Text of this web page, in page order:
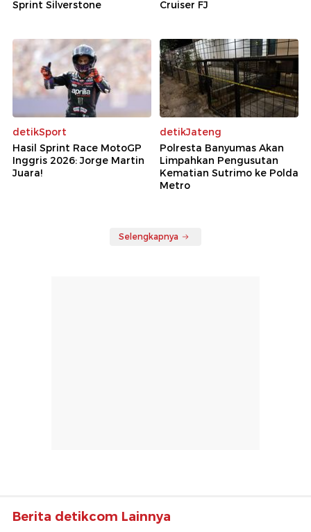
Sprint Silverstone
Cruiser FJ
detikSport
Hasil Sprint Race MotoGP
Inggris 2026: Jorge Martin
Juara!
detikJateng
Polresta Banyumas Akan
Limpahkan Pengusutan
Kematian Sutrimo ke Polda
Metro
Selengkapnya
Berita detikcom Lainnya